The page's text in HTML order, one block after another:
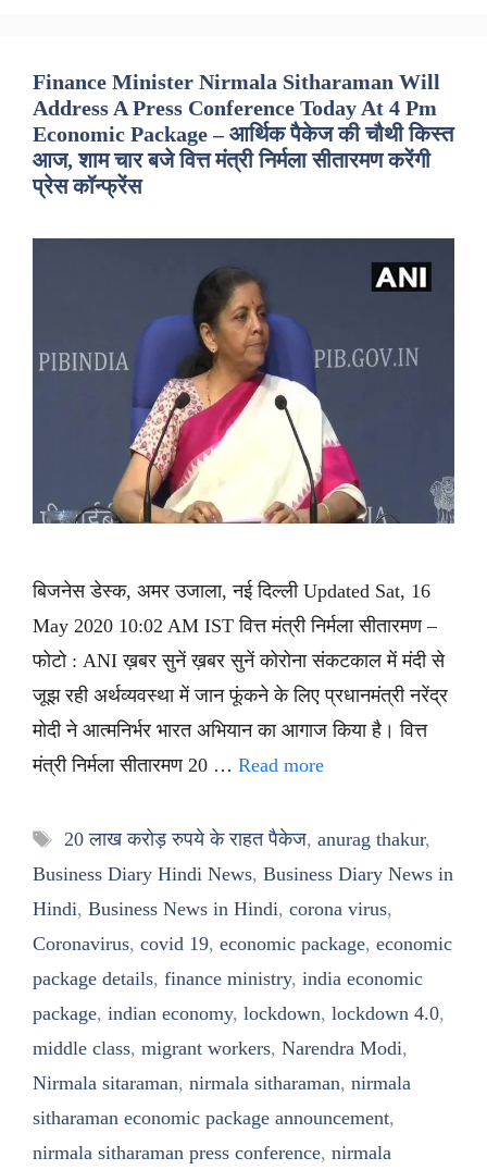
Finance Minister Nirmala Sitharaman Will
Address A Press Conference Today At 4 Pm
Economic Package – आर्थिक पैकेज की चौथी किस्त
आज, शाम चार बजे वित्त मंत्री निर्मला सीतारमण करेंगी
प्रेस कॉन्फ्रेंस
बिजनेस डेस्क, अमर उजाला, नई दिल्ली Updated Sat, 16
May 2020 10:02 AM IST वित्त मंत्री निर्मला सीतारमण –
फोटो : ANI ख़बर सुनें ख़बर सुनें कोरोना संकटकाल में मंदी से
जूझ रही अर्थव्यवस्था में जान फूंकने के लिए प्रधानमंत्री नरेंद्र
मोदी ने आत्मनिर्भर भारत अभियान का आगाज किया है। वित्त
मंत्री निर्मला सीतारमण 20 … Read more
Tags
20 लाख करोड़ रुपये के राहत पैकेज, anurag thakur,
Business Diary Hindi News, Business Diary News in
Hindi, Business News in Hindi, corona virus,
Coronavirus, covid 19, economic package, economic
package details, finance ministry, india economic
package, indian economy, lockdown, lockdown 4.0,
middle class, migrant workers, Narendra Modi,
Nirmala sitaraman, nirmala sitharaman, nirmala
sitharaman economic package announcement,
nirmala sitharaman press conference, nirmala